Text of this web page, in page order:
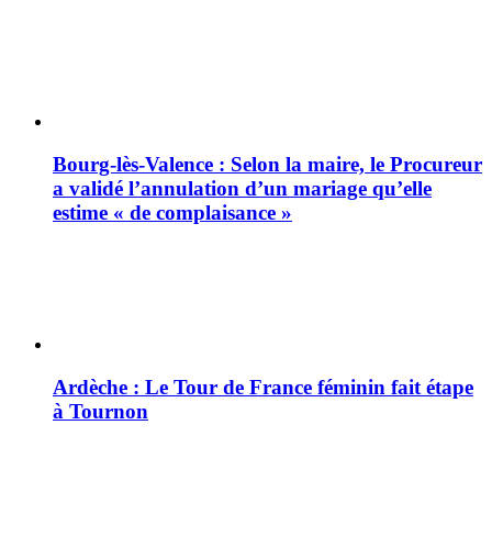
Bourg-lès-Valence : Selon la maire, le Procureur
a validé l’annulation d’un mariage qu’elle
estime « de complaisance »
Ardèche : Le Tour de France féminin fait étape
à Tournon